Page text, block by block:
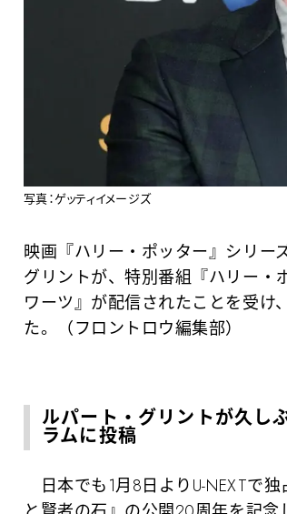
写真：ゲッティイメージズ
映画『ハリー・ポッター』シリー
グリントが、特別番組『ハリー・
ワーツ』が配信されたことを受け
た。（フロントロウ編集部）
ルパート・グリントが久し
ラムに投稿
日本でも1月8日よりU-NEXTで